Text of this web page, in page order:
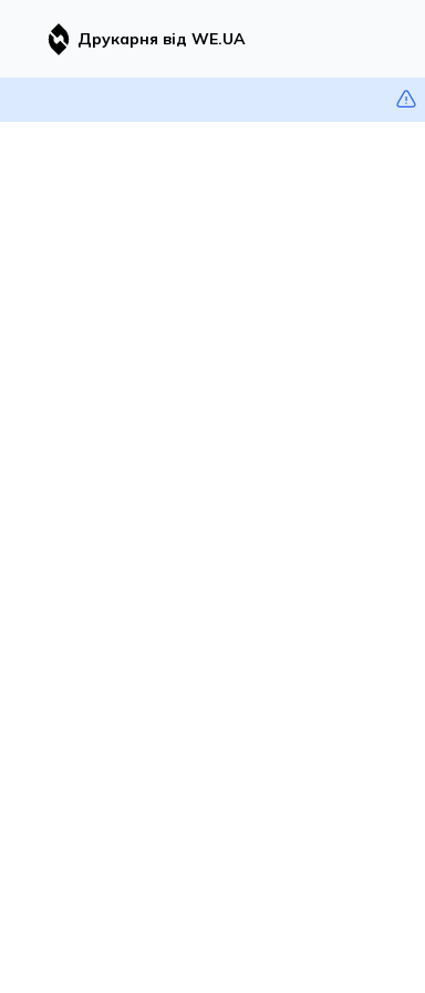
Друкарня від WE.UA